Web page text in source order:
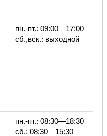
пн.-пт.: 09:00—17:00
сб.,вск.: выходной
пн.-пт.: 08:30—18:30
сб.: 08:30—15:30